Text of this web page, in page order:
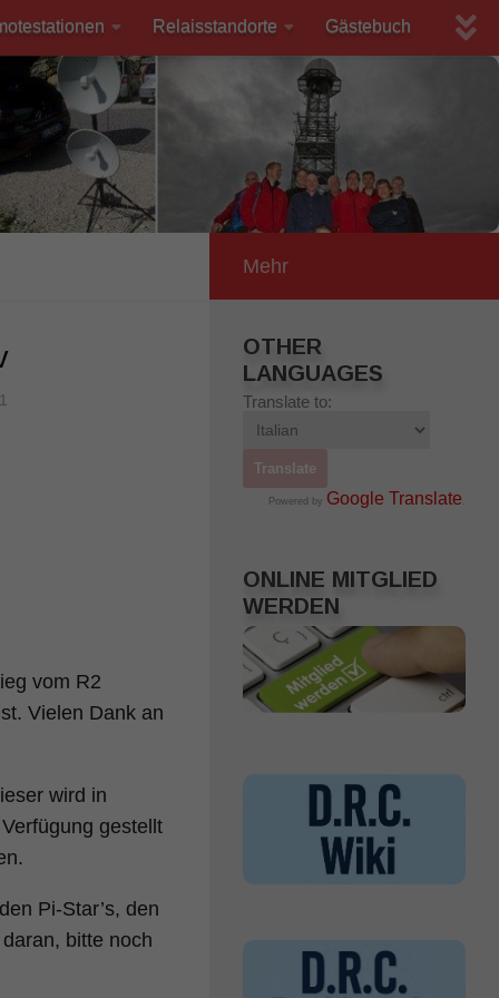
Relaisstandorte Gästebuch
vom R2
Vielen Dank an
wird in
gestellt
Pi-Star’s, den
bitte noch
Mehr
OTHER
LANGUAGES
Translate to:
Powered by Google Translate .
ONLINE MITGLIED
WERDEN